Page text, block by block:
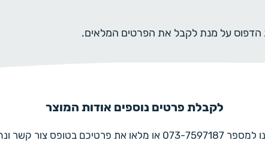
הדפוס על מנת לקבל את הפרטים המלאים.
לקבלת פרטים נוספים אודות המוצר
בטופס צור קשר ונחזור בהקדם